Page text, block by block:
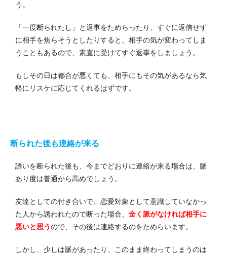
う。
「一度断られたし」と返事をためらったり、すぐに返信せず
に相手を焦らそうとしたりすると、相手の気が変わってしま
うこともあるので、素直に受けてすぐ返事をしましょう。
もしその日は都合が悪くても、相手にもその気があるなら気
軽にリスケに応じてくれるはずです。
断られた後も連絡が来る
誘いを断られた後も、今までどおりに連絡が来る場合は、脈
あり度は普通から高めでしょう。
友達としての付き合いで、恋愛対象として意識していなかっ
た人から誘われたので断った場合、 全く脈がなければ相手に
悪いと思うので、その後は連絡するのをためらいます。
しかし、少しは脈があったり、このまま終わってしまうのは